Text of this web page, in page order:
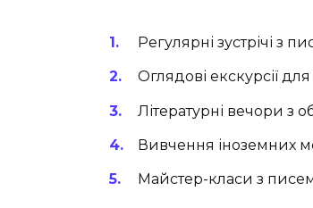
Регулярні зустрічі з
Оглядові екскурсії
Літературні вечори з
Вивчення іноземних
Майстер-класи з